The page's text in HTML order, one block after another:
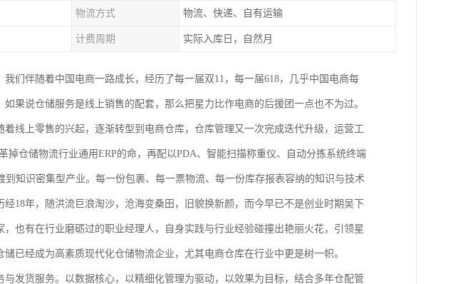
物流方式 物流、快递、自有运输
计费周期 实际入库日，自然月
们伴随着中国电商一路成长，经历了每一届双11，每一届618，几乎中国电商每
果说仓储服务是线上销售的配套，那么把星力比作电商的后援团一点也不为过。
线上零售的兴起，逐渐转型到电商仓库，仓库管理又一次完成迭代升级，运营工
掉仓储物流行业通用ERP的命，再配以PDA、智能扫描称重仪、自动分拣系统终端
知识密集型产业。每一份包裹、每一票物流、每一份库存报表容纳的知识与技术
18年，随洪流巨浪淘沙，沧海变桑田，旧貌换新颜，而今早已不是创业时期吴下
也有在行业磨砺过的职业经理人，自身实践与行业经验碰撞出艳丽火花，引领星
已经成为高素质现代化仓储物流企业，尤其电商仓库在行业中更是树一帜。
发货服务。以数据核心，以精细化管理为驱动，以效果为目标，结合多年仓配管